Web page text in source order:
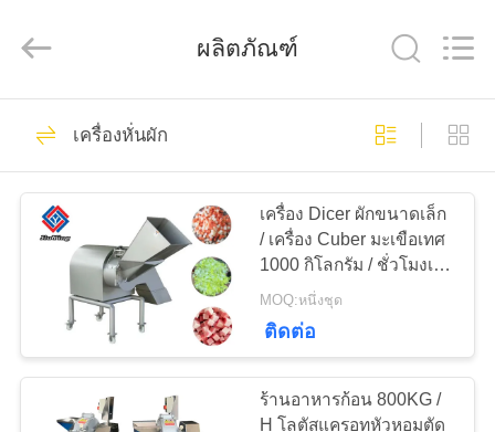
บ้าน
สินค้า
รายการ
เกี่ยว
Jiuying
Food
เครื่องแปรรูปเนื้อสัตว์
255
เครื่องสไลด์เนื้อ
213
ผลิตภัณฑ์
เครื่องหั่นผัก
เครื่อง Dicer ผักขนาดเล็ก
/ เครื่อง Cuber มะเขือเทศ
1000 กิโลกรัม / ชั่วโมงเอา
ท์พุท
MOQ:หนึ่งชุด
ติดต่อ
ร้านอาหารก้อน 800KG /
H โลตัสแครอทหัวหอมตัด